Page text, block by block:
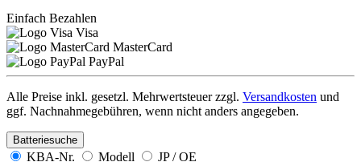
Einfach Bezahlen
Visa
MasterCard
PayPal
Alle Preise inkl. gesetzl. Mehrwertsteuer zzgl. Versandkosten und
ggf. Nachnahmegebühren, wenn nicht anders angegeben.
Batteriesuche
KBA-Nr. Modell
JP / OE